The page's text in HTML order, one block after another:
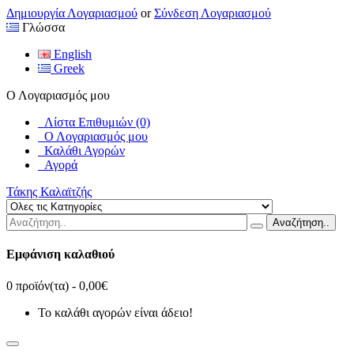
Δημιουργία Λογαριασμού orΣύνδεση Λογαριασμού
Γλώσσα
English
Greek
Ο Λογαριασμός μου
Λίστα Επιθυμιών (0)
Ο Λογαριασμός μου
Καλάθι Αγορών
Αγορά
Τάκης Καλαϊτζής
Αναζήτηση..
Εμφάνιση καλαθιού
0 προϊόν(τα) - 0,00€
Το καλάθι αγορών είναι άδειο!